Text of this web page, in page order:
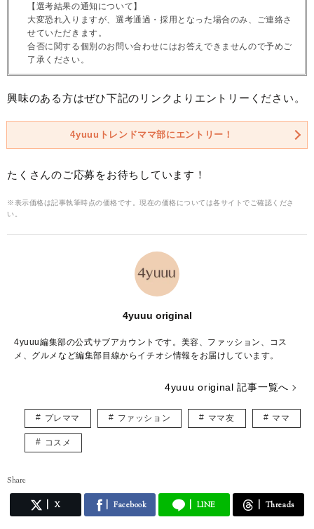
【選考結果の通知について】
大変恐れ入りますが、選考通過・採用となった場合のみ、ご連絡さ
せていただきます。
合否に関する個別のお問い合わせにはお答えできませんので予めご
了承ください。
興味のある方はぜひ下記のリンクよりエントリーください。
4yuuuトレンドママ部にエントリー！
たくさんのご応募をお待ちしています！
※表示価格は記事執筆時点の価格です。現在の価格については各サイトでご確認くださ
い。
4yuuu original
4yuuu編集部の公式サブアカウントです。美容、ファッション、コス
メ、グルメなど編集部目線からイチオシ情報をお届けしています。
4yuuu original 記事一覧へ
プレママ ファッション ママ友 ママ
コスメ
Share
X Facebook LINE Threads